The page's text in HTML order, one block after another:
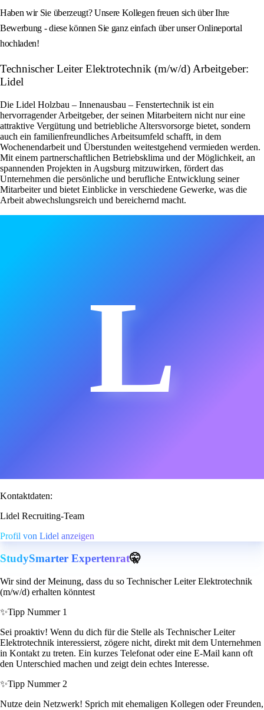
Haben wir Sie überzeugt? Unsere Kollegen freuen sich über Ihre
Bewerbung - diese können Sie ganz einfach über unser Onlineportal
hochladen!
Technischer Leiter Elektrotechnik (m/w/d) Arbeitgeber:
Lidel
Die Lidel Holzbau – Innenausbau – Fenstertechnik ist ein
hervorragender Arbeitgeber, der seinen Mitarbeitern nicht nur eine
attraktive Vergütung und betriebliche Altersvorsorge bietet, sondern
auch ein familienfreundliches Arbeitsumfeld schafft, in dem
Wochenendarbeit und Überstunden weitestgehend vermieden werden.
Mit einem partnerschaftlichen Betriebsklima und der Möglichkeit, an
spannenden Projekten in Augsburg mitzuwirken, fördert das
Unternehmen die persönliche und berufliche Entwicklung seiner
Mitarbeiter und bietet Einblicke in verschiedene Gewerke, was die
Arbeit abwechslungsreich und bereichernd macht.
L
Kontaktdaten:
Lidel Recruiting-Team
Profil von Lidel anzeigen
StudySmarter Expertenrat🤫
Wir sind der Meinung, dass du so Technischer Leiter Elektrotechnik
(m/w/d) erhalten könntest
✨Tipp Nummer 1
Sei proaktiv! Wenn du dich für die Stelle als Technischer Leiter
Elektrotechnik interessierst, zögere nicht, direkt mit dem Unternehmen
in Kontakt zu treten. Ein kurzes Telefonat oder eine E-Mail kann oft
den Unterschied machen und zeigt dein echtes Interesse.
✨Tipp Nummer 2
Nutze dein Netzwerk! Sprich mit ehemaligen Kollegen oder Freunden,